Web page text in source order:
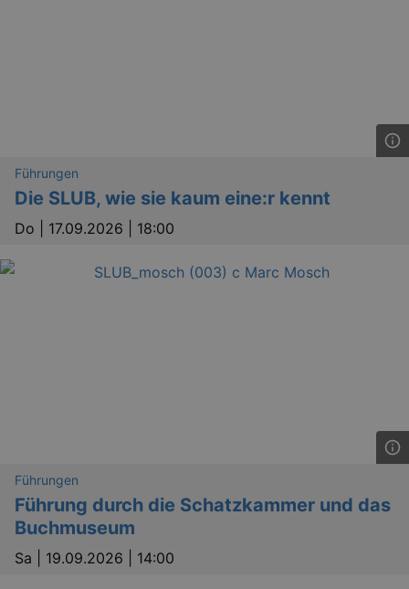
Führungen
Die SLUB, wie sie kaum eine:r kennt
Do | 17.09.2026 | 18:00
Führungen
Führung durch die Schatzkammer und das
Buchmuseum
Sa | 19.09.2026 | 14:00